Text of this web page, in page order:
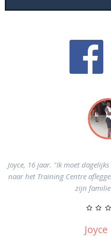
Joyce, 16 jaar. "Ik moet
naar het Training Centre
zijn
Joyce